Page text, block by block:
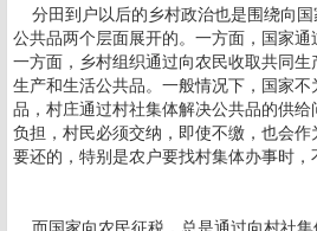
分田到户以后的乡村政治也是围绕向
公共品两个层面展开的。一方面，国家通
一方面，乡村组织通过向农民收取共同
生产和生活公共品。一般情况下，国家
品，村庄通过村社集体解决公共品的供
负担，村民必须交纳，即使不缴，也会
要还的，特别是农户要找村集体办事时，
而国家向农民征税，总是通过向村社